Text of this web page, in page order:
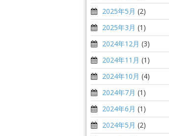
2025年5月 (2)
2025年3月 (1)
2024年12月 (3)
2024年11月 (1)
2024年10月 (4)
2024年7月 (1)
2024年6月 (1)
2024年5月 (2)